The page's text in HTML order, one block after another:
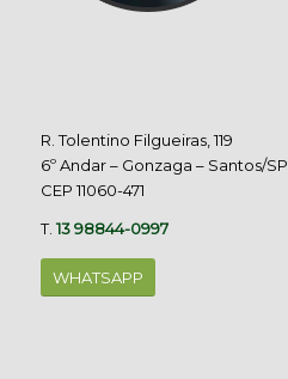
R. Tolentino Filgueiras, 119
6º Andar – Gonzaga – Santos/SP
CEP 11060-471
T.13 98844-0997
WHATSAPP